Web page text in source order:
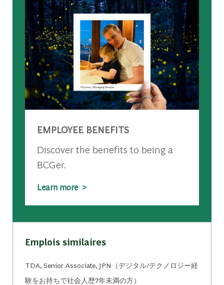
EMPLOYEE BENEFITS
Discover the benefits to being a
BCGer.
Learn more >
Emplois similaires
TDA, Senior Associate, JPN（デジタル/テクノロジー経
験をお持ちで社会人歴7年未満の方）